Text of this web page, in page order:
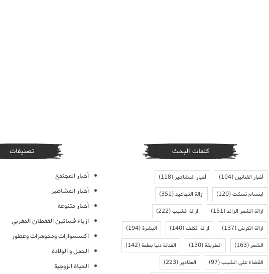
كلمات البحث
أخبار الفنانين(104) أخبار المشاهير(118)
ابتسام تسكت(120) ازالة التجاعيد(351)
ازالة الشعر الزائد(151) ازالة الشيب(222)
ازالة الكرش(137) ازالة الكلف(140) البشرة(194)
الشعر(163) الطريقة(130) الفنانة دنيا بطمة(142)
القضاء على الشيب(97) المقادير(223)
تصنيفات
أخبار المجتمع
أخبار المشاهير
أخبار متنوعة
ازياء فساتين القفطان المغربي
اكسسوارات ومجوهرات وعطور
الحمل و الولادة
الحياة الزوجية